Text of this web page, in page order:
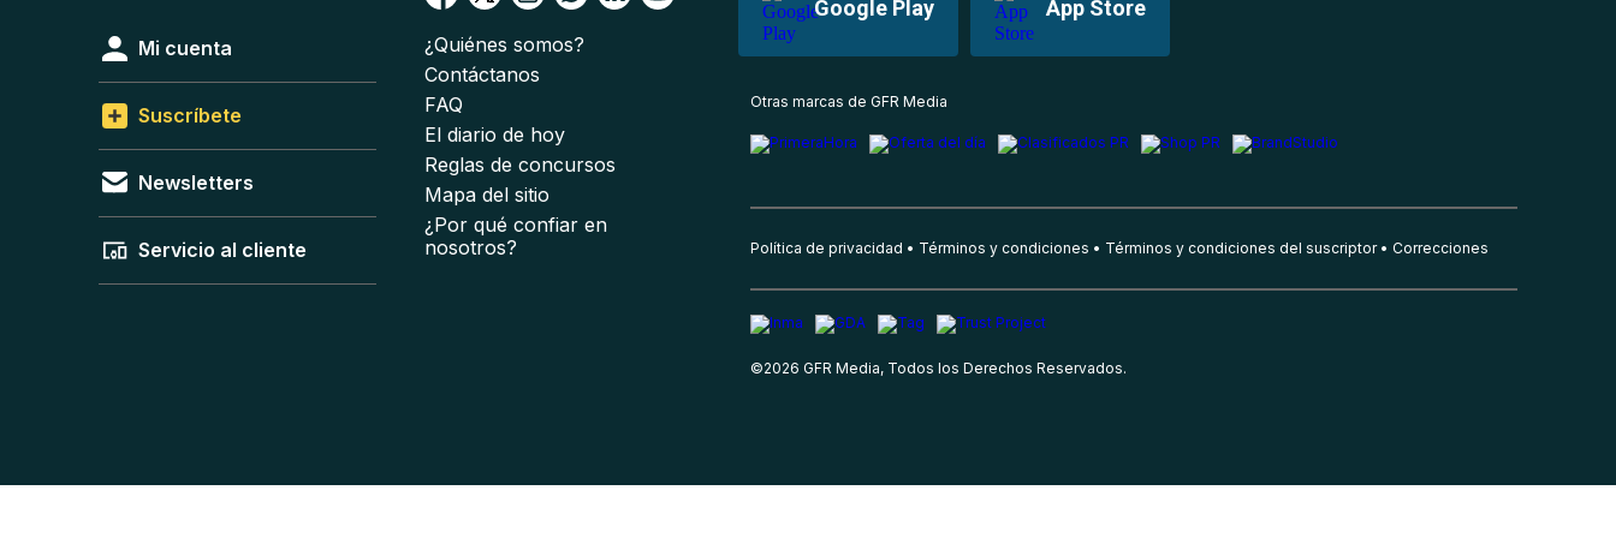
Google Play App Store
Mi cuenta
Suscríbete
Newsletters
Servicio al cliente
¿Quiénes somos?
Contáctanos
FAQ
El diario de hoy
Reglas de concursos
Mapa del sitio
¿Por qué confiar en
nosotros?
Otras marcas de GFR Media
Política de privacidad Términos y condiciones Términos y condiciones del suscriptor Correcciones
©2026 GFR Media, Todos los Derechos Reservados.